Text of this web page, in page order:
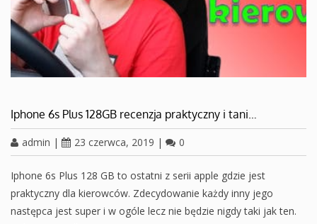
Iphone 6s Plus 128GB recenzja praktyczny i tani…
admin | 23 czerwca, 2019 | 0
Iphone 6s Plus 128 GB to ostatni z serii apple gdzie jest
praktyczny dla kierowców. Zdecydowanie każdy inny jego
następca jest super i w ogóle lecz nie będzie nigdy taki jak ten.